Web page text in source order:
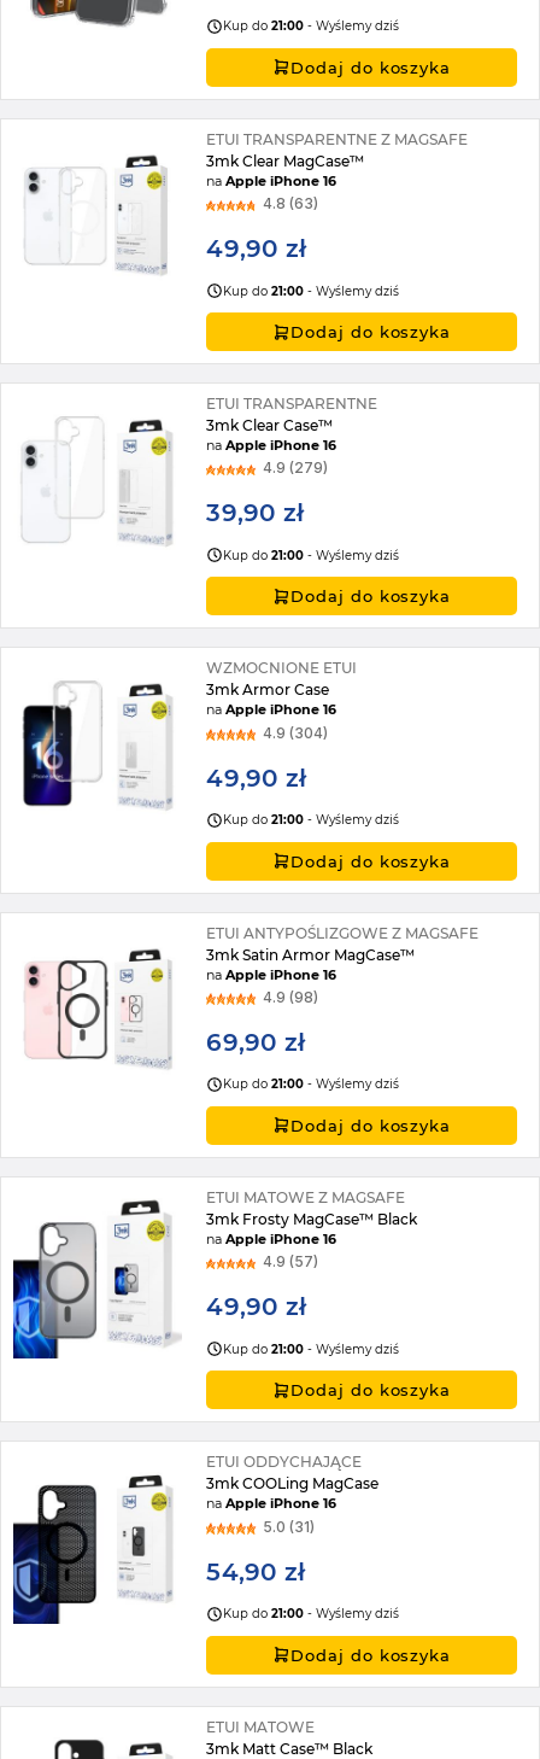
Kup do21:00 - Wyślemy dziś
Dodaj do koszyka
ETUI TRANSPARENTNE Z MAGSAFE
3mk Clear MagCase™
naApple iPhone 16
4.8 (63)
49,90 zł
Kup do21:00 - Wyślemy dziś
Dodaj do koszyka
ETUI TRANSPARENTNE
3mk Clear Case™
naApple iPhone 16
4.9 (279)
39,90 zł
Kup do21:00 - Wyślemy dziś
Dodaj do koszyka
WZMOCNIONE ETUI
3mk Armor Case
naApple iPhone 16
4.9 (304)
49,90 zł
Kup do21:00 - Wyślemy dziś
Dodaj do koszyka
ETUI ANTYPOŚLIZGOWE Z MAGSAFE
3mk Satin Armor MagCase™
naApple iPhone 16
4.9 (98)
69,90 zł
Kup do21:00 - Wyślemy dziś
Dodaj do koszyka
ETUI MATOWE Z MAGSAFE
3mk Frosty MagCase™ Black
naApple iPhone 16
4.9 (57)
49,90 zł
Kup do21:00 - Wyślemy dziś
Dodaj do koszyka
ETUI ODDYCHAJĄCE
3mk COOLing MagCase
naApple iPhone 16
5.0 (31)
54,90 zł
Kup do21:00 - Wyślemy dziś
Dodaj do koszyka
ETUI MATOWE
3mk Matt Case™ Black